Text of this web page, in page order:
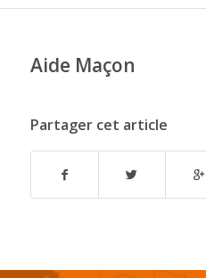
Aide Maçon
Partager cet article